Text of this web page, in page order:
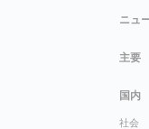
ニュ
主要
国内
社会